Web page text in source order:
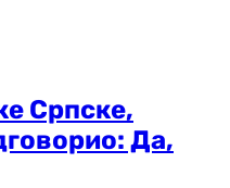
Српске,
Да,